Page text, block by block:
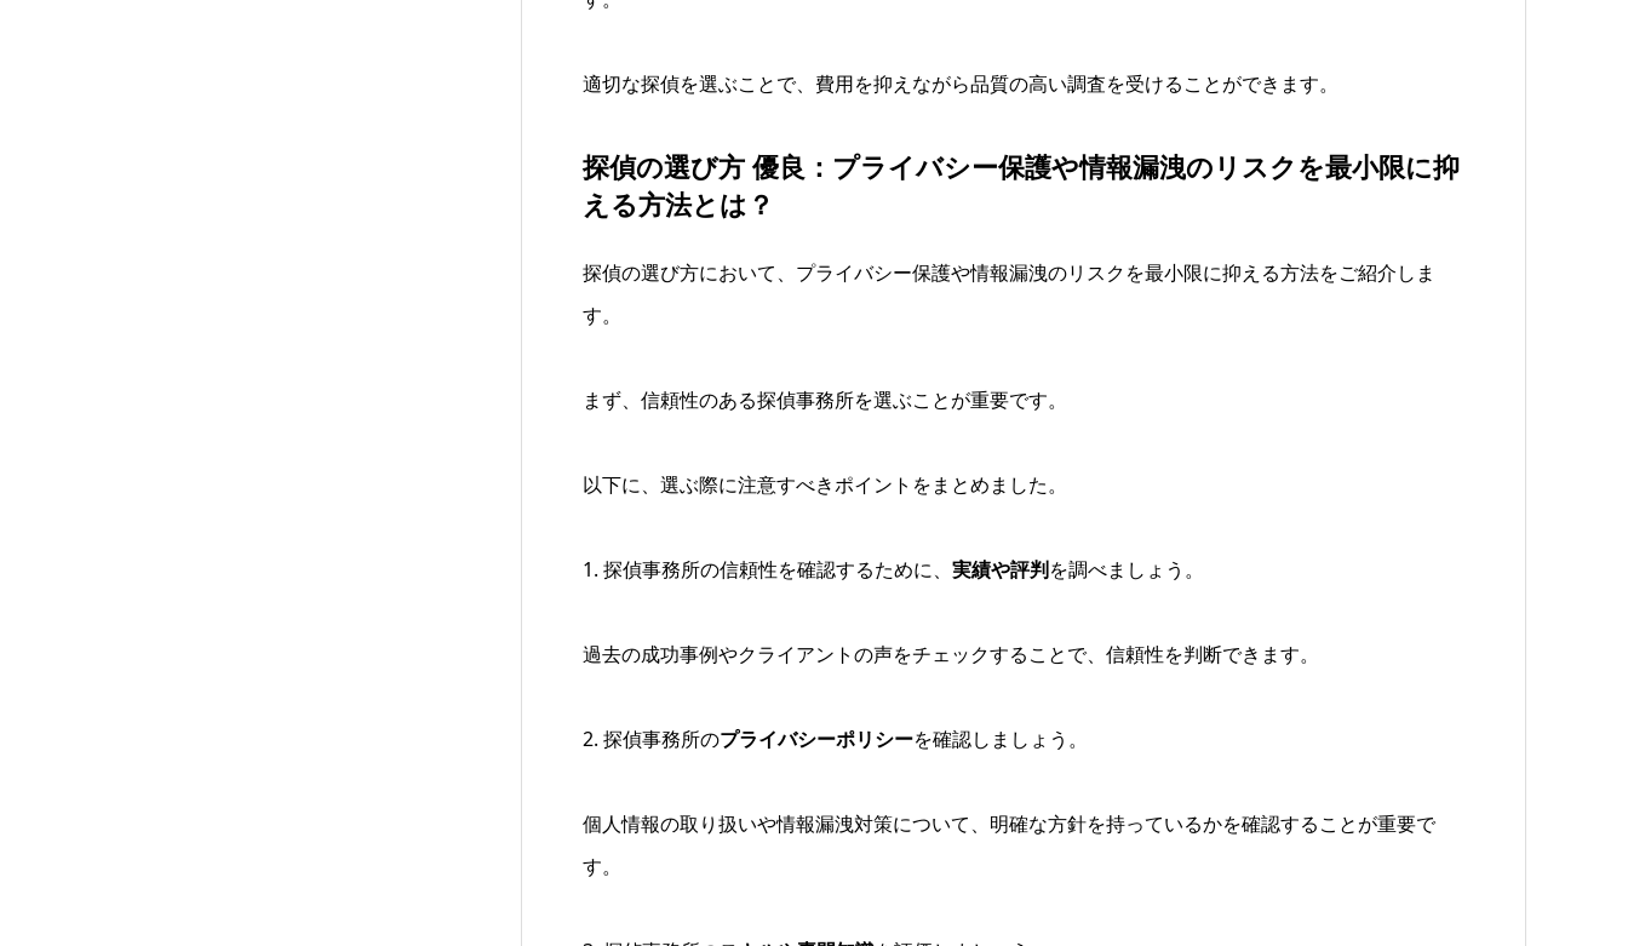
適切な探偵を選ぶことで、費用を抑えながら品質の高い調査を受けることができます。
探偵の選び方 優良：プライバシー保護や情報漏洩のリスクを最小限に抑
える方法とは？
探偵の選び方において、プライバシー保護や情報漏洩のリスクを最小限に抑える方法をご紹介しま
す。
まず、信頼性のある探偵事務所を選ぶことが重要です。
以下に、選ぶ際に注意すべきポイントをまとめました。
1. 探偵事務所の信頼性を確認するために、 実績や評判を調べましょう。
過去の成功事例やクライアントの声をチェックすることで、信頼性を判断できます。
2. 探偵事務所のプライバシーポリシーを確認しましょう。
個人情報の取り扱いや情報漏洩対策について、明確な方針を持っているかを確認することが重要で
す。